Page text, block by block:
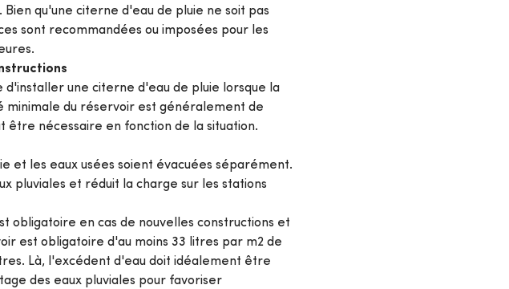
qu'une citerne d'eau de pluie ne soit pas
sont recommandées ou imposées pour les
une citerne d'eau de pluie lorsque la
minimale du réservoir est généralement de
être nécessaire en fonction de la situation.
et les eaux usées soient évacuées séparément.
pluviales et réduit la charge sur les stations
obligatoire en cas de nouvelles constructions et
est obligatoire d'au moins 33 litres par m2 de
Là, l'excédent d'eau doit idéalement être
des eaux pluviales pour favoriser